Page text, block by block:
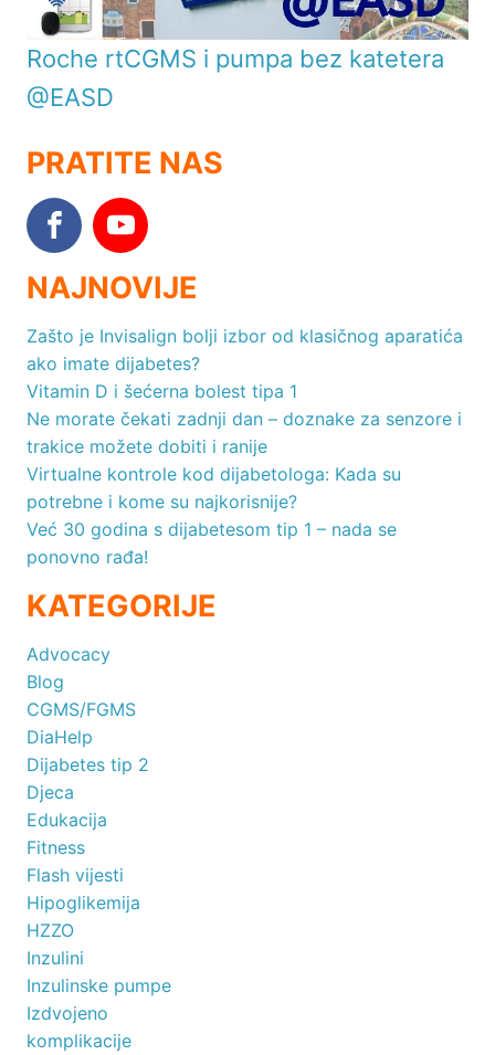
Roche rtCGMS i pumpa bez katetera
@EASD
PRATITE NAS
NAJNOVIJE
Zašto je Invisalign bolji izbor od klasičnog aparatića
ako imate dijabetes?
Vitamin D i šećerna bolest tipa 1
Ne morate čekati zadnji dan – doznake za senzore i
trakice možete dobiti i ranije
Virtualne kontrole kod dijabetologa: Kada su
potrebne i kome su najkorisnije?
Već 30 godina s dijabetesom tip 1 – nada se
ponovno rađa!
KATEGORIJE
Advocacy
Blog
CGMS/FGMS
DiaHelp
Dijabetes tip 2
Djeca
Edukacija
Fitness
Flash vijesti
Hipoglikemija
HZZO
Inzulini
Inzulinske pumpe
Izdvojeno
komplikacije